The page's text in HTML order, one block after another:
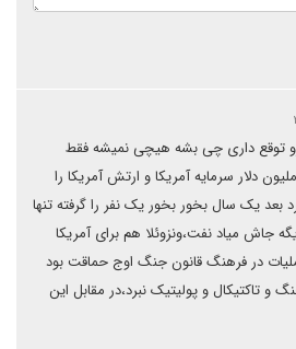
توقع داری چی بشه هیچی نمیشه فقط
دلار سرمایه آمریکا و ارتش آمریکا را
یک سال بخور بخور یک نفر را گرفته تنها
میاد نفت،ونزوئلا هم برای آمریکا
در فرهنگ قانون جنگ اوج حماقت بود
و تاکتیکال و پولیتیک نبرد،در مقابل این